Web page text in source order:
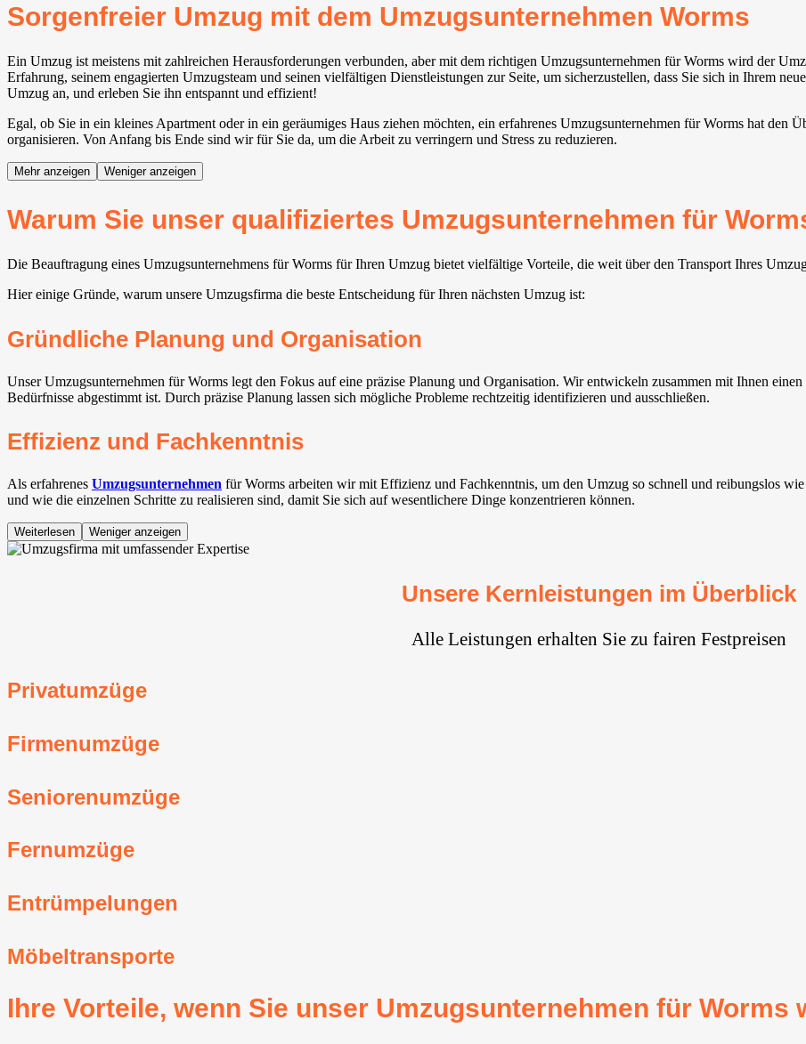
Sorgenfreier Umzug mit dem Umzugsunternehmen Worms
Ein Umzug ist meistens mit zahlreichen Herausforderungen verbunden, aber mit dem richtigen Umzugsunternehmen für Worms wird der
Erfahrung, seinem engagierten Umzugsteam und seinen vielfältigen Dienstleistungen zur Seite, um sicherzustellen, dass Sie sich in Ihrem
Umzug an, und erleben Sie ihn entspannt und effizient!
Egal, ob Sie in ein kleines Apartment oder in ein geräumiges Haus ziehen möchten, ein erfahrenes Umzugsunternehmen für Worms hat den
organisieren. Von Anfang bis Ende sind wir für Sie da, um die Arbeit zu verringern und Stress zu reduzieren.
Mehr anzeigen Weniger anzeigen
Warum Sie unser qualifiziertes Umzugsunternehmen für
Die Beauftragung eines Umzugsunternehmens für Worms für Ihren Umzug bietet vielfältige Vorteile, die weit über den Transport Ihres
Hier einige Gründe, warum unsere Umzugsfirma die beste Entscheidung für Ihren nächsten Umzug ist:
Gründliche Planung und Organisation
Unser Umzugsunternehmen für Worms legt den Fokus auf eine präzise Planung und Organisation. Wir entwickeln zusammen mit Ihnen
Bedürfnisse abgestimmt ist. Durch präzise Planung lassen sich mögliche Probleme rechtzeitig identifizieren und ausschließen.
Effizienz und Fachkenntnis
Als erfahrenes Umzugsunternehmen für Worms arbeiten wir mit Effizienz und Fachkenntnis, um den Umzug so schnell und reibungslos
und wie die einzelnen Schritte zu realisieren sind, damit Sie sich auf wesentlichere Dinge konzentrieren können.
Weiterlesen Weniger anzeigen
Unsere Kernleistungen im Überblick
Alle Leistungen erhalten Sie zu fairen Festpreisen
Privatumzüge
Firmenumzüge
Seniorenumzüge
Fernumzüge
Entrümpelungen
Möbeltransporte
Ihre Vorteile, wenn Sie unser Umzugsunternehmen für Worms